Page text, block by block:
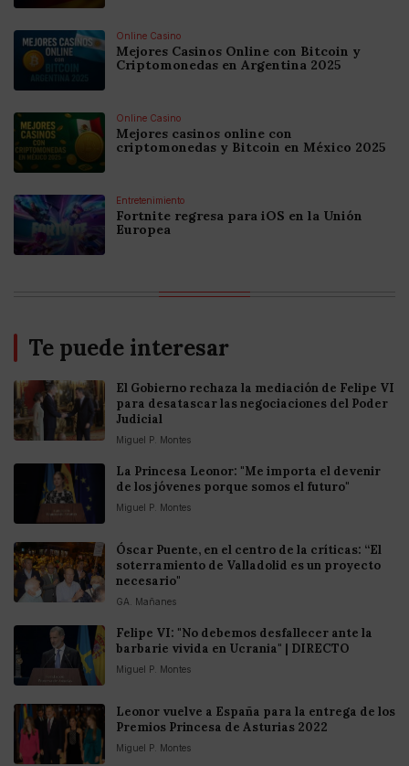
Online Casino
Mejores Casinos Online con Bitcoin y
Criptomonedas en Argentina 2025
Online Casino
Mejores casinos online con
criptomonedas y Bitcoin en México 2025
Entretenimiento
Fortnite regresa para iOS en la Unión
Europea
Te puede interesar
El Gobierno rechaza la mediación de Felipe VI
para desatascar las negociaciones del Poder
Judicial
Miguel P. Montes
La Princesa Leonor: "Me importa el devenir
de los jóvenes porque somos el futuro"
Miguel P. Montes
Óscar Puente, en el centro de la críticas: “El
soterramiento de Valladolid es un proyecto
necesario"
GA. Mañanes
Felipe VI: "No debemos desfallecer ante la
barbarie vivida en Ucrania" | DIRECTO
Miguel P. Montes
Leonor vuelve a España para la entrega de los
Premios Princesa de Asturias 2022
Miguel P. Montes